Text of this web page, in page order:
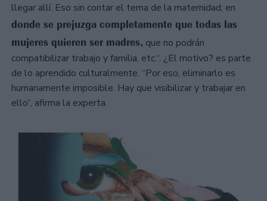
llegar allí. Eso sin contar el tema de la maternidad, en
donde se prejuzga completamente que todas las
mujeres quieren ser madres, que no podrán
compatibilizar trabajo y familia, etc.“. ¿El motivo? es parte
de lo aprendido culturalmente. “Por eso, eliminarlo es
humanamente imposible. Hay que visibilizar y trabajar en
ello“, afirma la experta.